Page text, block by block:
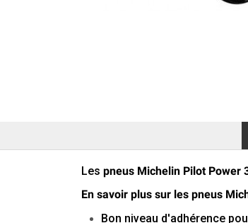
Les pneus Michelin Pilot Power
En savoir plus sur les pneus
Bon niveau d'adhérence